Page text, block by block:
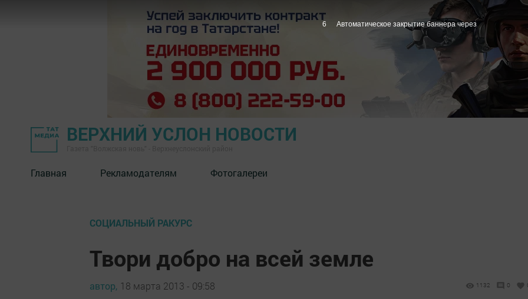
ВЕРХНИЙ УСЛОН НОВОСТИ
Главная Рекламодателям Фотогалереи
СОЦИАЛЬНЫЙ РАКУРС
Твори добро на всей земле
автор, 18 марта 2013 - 09:58 1132 0
5 Автоматическое закрытие баннера через